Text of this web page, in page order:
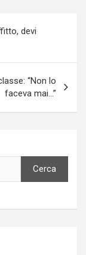
devi
“Non lo
faceva mai…”
Cerca